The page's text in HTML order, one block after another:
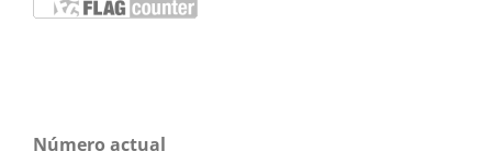
Número actual